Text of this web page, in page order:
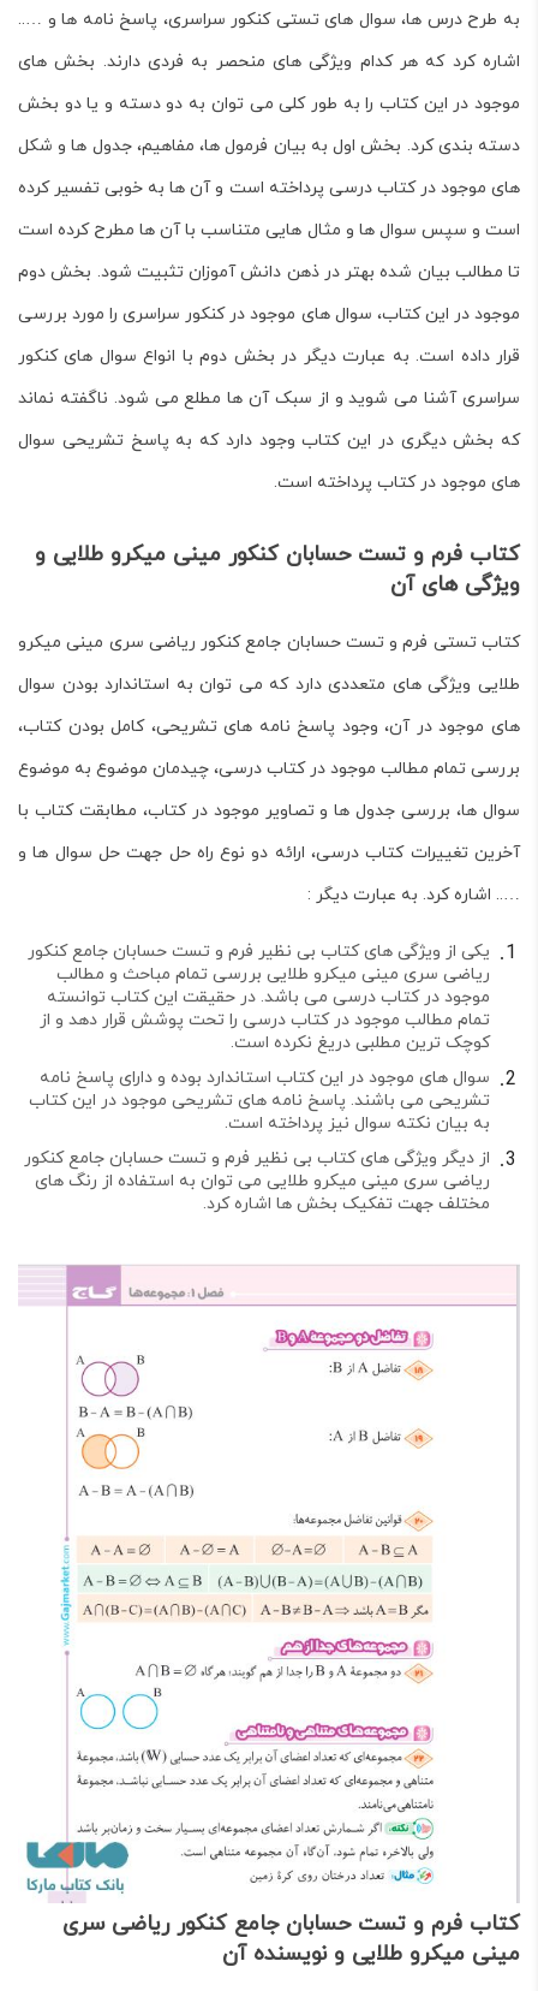
به طرح درس ها، سوال های تستی کنکور سراسری، پاسخ نامه ها و …..
اشاره کرد که هر کدام ویژگی های منحصر به فردی دارند. بخش های
موجود در این کتاب را به طور کلی می توان به دو دسته و یا دو بخش
دسته بندی کرد. بخش اول به بیان فرمول ها، مفاهیم، جدول ها و شکل
های موجود در کتاب درسی پرداخته است و آن ها به خوبی تفسیر کرده
است و سپس سوال ها و مثال هایی متناسب با آن ها مطرح کرده است
تا مطالب بیان شده بهتر در ذهن دانش آموزان تثبیت شود. بخش دوم
موجود در این کتاب، سوال های موجود در کنکور سراسری را مورد بررسی
قرار داده است. به عبارت دیگر در بخش دوم با انواع سوال های کنکور
سراسری آشنا می شوید و از سبک آن ها مطلع می شود. ناگفته نماند
که بخش دیگری در این کتاب وجود دارد که به پاسخ تشریحی سوال
های موجود در کتاب پرداخته است.
کتاب فرم و تست حسابان کنکور مینی میکرو طلایی و
ویژگی های آن
کتاب تستی فرم و تست حسابان جامع کنکور ریاضی سری مینی میکرو
طلایی ویژگی های متعددی دارد که می توان به استاندارد بودن سوال
های موجود در آن، وجود پاسخ نامه های تشریحی، کامل بودن کتاب،
بررسی تمام مطالب موجود در کتاب درسی، چیدمان موضوع به موضوع
سوال ها، بررسی جدول ها و تصاویر موجود در کتاب، مطابقت کتاب با
آخرین تغییرات کتاب درسی، ارائه دو نوع راه حل جهت حل سوال ها و
….. اشاره کرد. به عبارت دیگر :
یکی از ویژگی های کتاب بی نظیر فرم و تست حسابان جامع کنکور
ریاضی سری مینی میکرو طلایی بررسی تمام مباحث و مطالب
موجود در کتاب درسی می باشد. در حقیقت این کتاب توانسته
تمام مطالب موجود در کتاب درسی را تحت پوشش قرار دهد و از
کوچک ترین مطلبی دریغ نکرده است.
سوال های موجود در این کتاب استاندارد بوده و دارای پاسخ نامه
تشریحی می باشند. پاسخ نامه های تشریحی موجود در این کتاب
به بیان نکته سوال نیز پرداخته است.
از دیگر ویژگی های کتاب بی نظیر فرم و تست حسابان جامع کنکور
ریاضی سری مینی میکرو طلایی می توان به استفاده از رنگ های
مختلف جهت تفکیک بخش ها اشاره کرد.
کتاب فرم و تست حسابان جامع کنکور ریاضی سری
مینی میکرو طلایی و نویسنده آن